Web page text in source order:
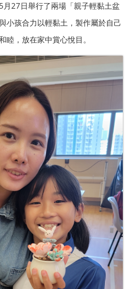
27日舉行了兩場「親子輕黏土盆
小孩合力以輕黏土，製作屬於自己
睦，放在家中賞心悅目。